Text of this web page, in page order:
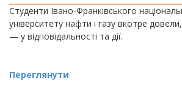
Студенти Івано-Франківського
університету нафти і газу вкотре
— у відповідальності та дії.
Переглянути